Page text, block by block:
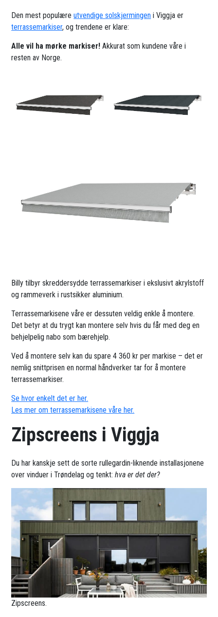
Den mest populæreutvendige solskjermingen i Viggja er
terrassemarkiser, og trendene er klare:
Alle vil ha mørke markiser! Akkurat som kundene våre i
resten av Norge.
Billy tilbyr skreddersydde terrassemarkiser i ekslusivt akrylstoff
og rammeverk i rustsikker aluminium.
Terrassemarkisene våre er dessuten veldig enkle å montere.
Det betyr at du trygt kan montere selv hvis du får med deg en
behjelpelig nabo som bærehjelp.
Ved å montere selv kan du spare 4 360 kr per markise – det er
nemlig snittprisen en normal håndverker tar for å montere
terrassemarkiser.
Se hvor enkelt det er her.
Les mer om terrassemarkisene våre her.
Zipscreens i Viggja
Du har kanskje sett de sorte rullegardin-liknende installasjonene
over vinduer i Trøndelag og tenkt:hva er det der?
Zipscreens.